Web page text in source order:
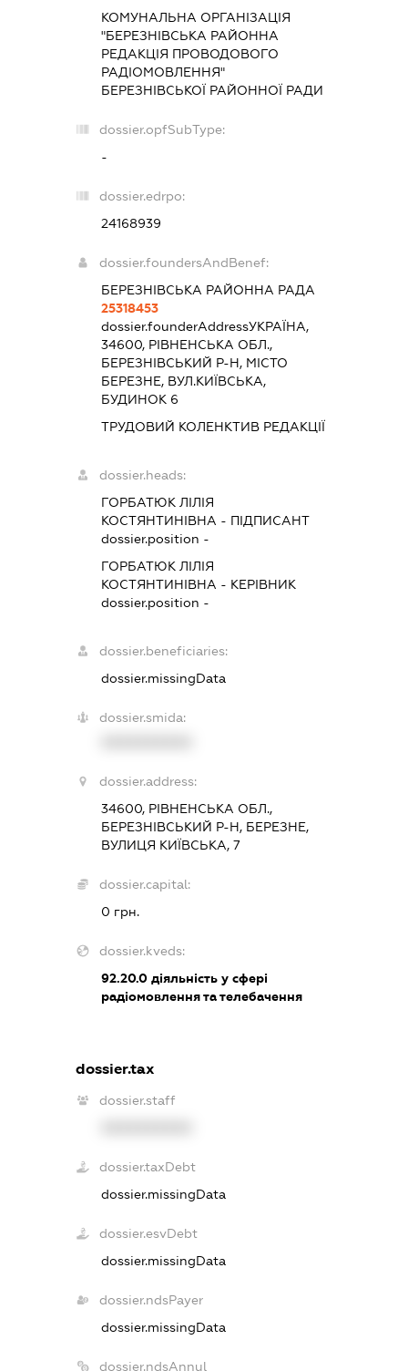
КОМУНАЛЬНА ОРГАНІЗАЦІЯ
"БЕРЕЗНІВСЬКА РАЙОННА
РЕДАКЦІЯ ПРОВОДОВОГО
РАДІОМОВЛЕННЯ"
БЕРЕЗНІВСЬКОЇ РАЙОННОЇ РАДИ
dossier.opfSubType:
-
dossier.edrpo:
24168939
dossier.foundersAndBenef:
БЕРЕЗНІВСЬКА РАЙОННА РАДА
25318453
dossier.founderAddressУКРАЇНА,
34600, РІВНЕНСЬКА ОБЛ.,
БЕРЕЗНІВСЬКИЙ Р-Н, МІСТО
БЕРЕЗНЕ, ВУЛ.КИЇВСЬКА,
БУДИНОК 6
ТРУДОВИЙ КОЛЕНКТИВ РЕДАКЦІЇ
dossier.heads:
ГОРБАТЮК ЛІЛІЯ
КОСТЯНТИНІВНА - ПІДПИСАНТ
dossier.position -
ГОРБАТЮК ЛІЛІЯ
КОСТЯНТИНІВНА - КЕРІВНИК
dossier.position -
dossier.beneficiaries:
dossier.missingData
dossier.smida:
dossier.address:
34600, РІВНЕНСЬКА ОБЛ.,
БЕРЕЗНІВСЬКИЙ Р-Н, БЕРЕЗНЕ,
ВУЛИЦЯ КИЇВСЬКА, 7
dossier.capital:
0 грн.
dossier.kveds:
92.20.0 діяльність у сфері
радіомовлення та телебачення
dossier.tax
dossier.staff
dossier.taxDebt
dossier.missingData
dossier.esvDebt
dossier.missingData
dossier.ndsPayer
dossier.missingData
dossier.ndsAnnul